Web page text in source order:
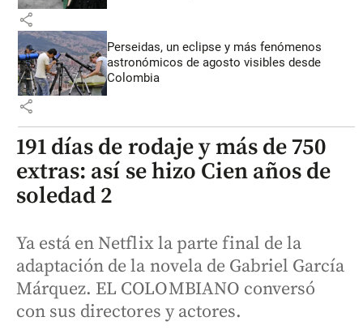
share
Perseidas, un eclipse y más fenómenos
astronómicos de agosto visibles desde
Colombia
share
191 días de rodaje y más de 750
extras: así se hizo Cien años de
soledad 2
Ya está en Netflix la parte final de la
adaptación de la novela de Gabriel García
Márquez. EL COLOMBIANO conversó
con sus directores y actores.